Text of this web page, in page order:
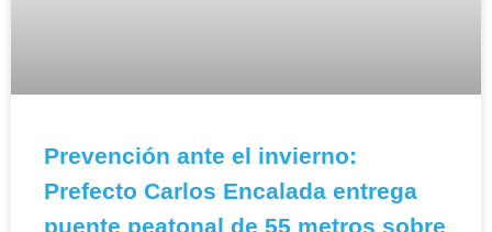
Prevención ante el invierno:
Prefecto Carlos Encalada entrega
puente peatonal de 55 metros sobre